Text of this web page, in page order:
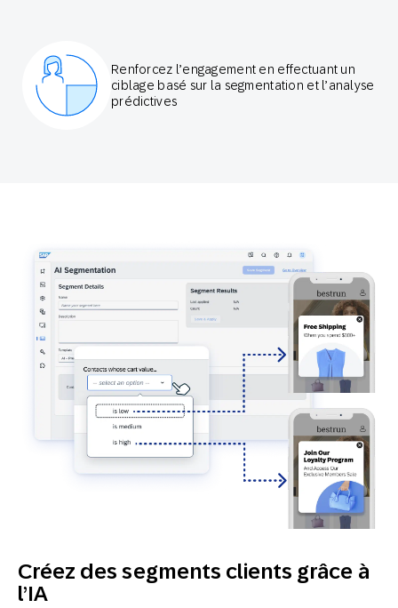
Renforcez l’engagement en effectuant un
ciblage basé sur la segmentation et l’analyse
prédictives
Créez des segments clients grâce à
l’IA